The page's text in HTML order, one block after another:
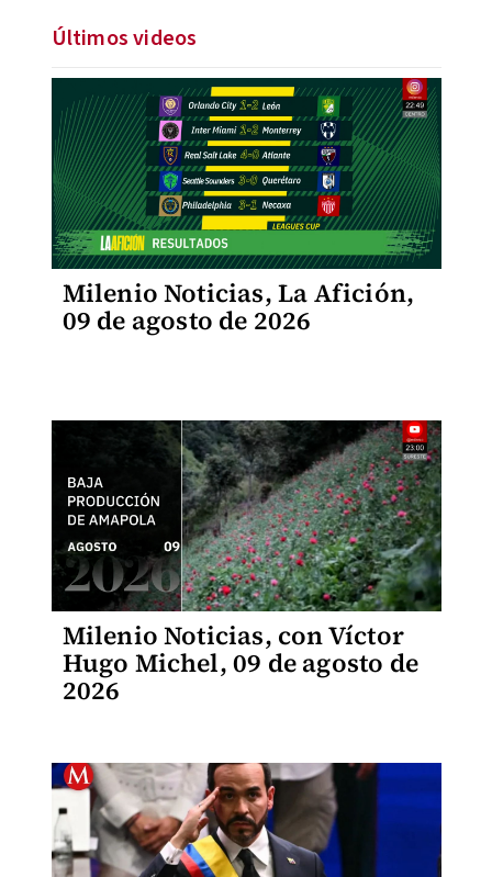
Últimos videos
Milenio Noticias, La Afición,
09 de agosto de 2026
Milenio Noticias, con Víctor
Hugo Michel, 09 de agosto de
2026